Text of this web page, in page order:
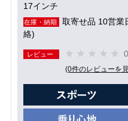
17インチ
在庫・納期
取寄せ品 10営業
絡)
レビュー 0
(0件のレビューを